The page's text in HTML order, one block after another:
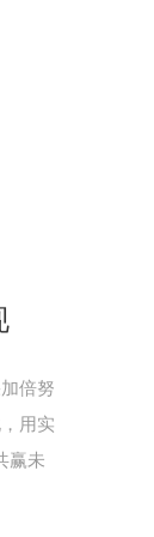
倍努
用实
赢未